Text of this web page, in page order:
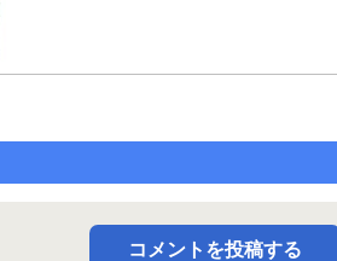
コメントを投稿する